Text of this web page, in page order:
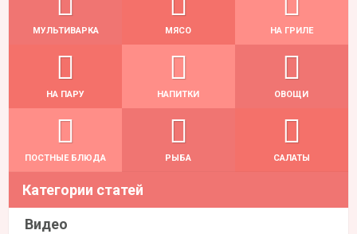
МУЛЬТИВАРКА МЯСО НА ГРИЛЕ
НА ПАРУ НАПИТКИ ОВОЩИ
ПОСТНЫЕ БЛЮДА РЫБА САЛАТЫ
Категории статей
Видео